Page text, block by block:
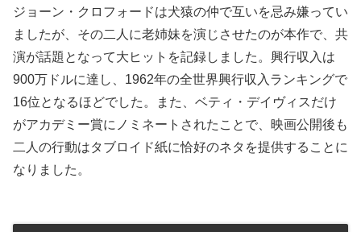
ジョーン・クロフォードは犬猿の仲で互いを忌み嫌ってい
ましたが、その二人に老姉妹を演じさせたのが本作で、共
演が話題となって大ヒットを記録しました。興行収入は
900万ドルに達し、1962年の全世界興行収入ランキングで
16位となるほどでした。また、ベティ・デイヴィスだけ
がアカデミー賞にノミネートされたことで、映画公開後も
二人の行動はタブロイド紙に恰好のネタを提供することに
なりました。